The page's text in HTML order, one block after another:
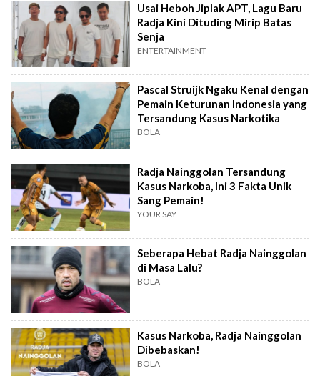
Usai Heboh Jiplak APT, Lagu Baru
Radja Kini Dituding Mirip Batas
Senja
ENTERTAINMENT
Pascal Struijk Ngaku Kenal dengan
Pemain Keturunan Indonesia yang
Tersandung Kasus Narkotika
BOLA
Radja Nainggolan Tersandung
Kasus Narkoba, Ini 3 Fakta Unik
Sang Pemain!
YOUR SAY
Seberapa Hebat Radja Nainggolan
di Masa Lalu?
BOLA
Kasus Narkoba, Radja Nainggolan
Dibebaskan!
BOLA